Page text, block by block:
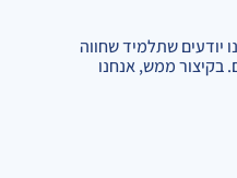
יודעים שתלמיד שחווה
בקיצור ממש, אנחנו